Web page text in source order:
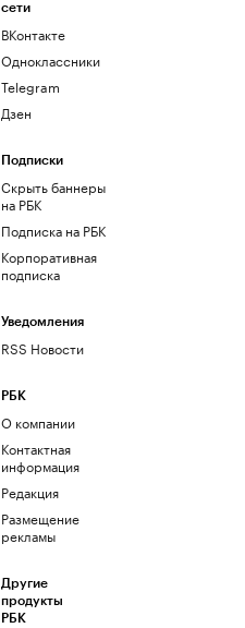
сети
ВКонтакте
Одноклассники
Telegram
Дзен
Подписки
Скрыть баннеры
на РБК
Подписка на РБК
Корпоративная
подписка
Уведомления
RSS Новости
РБК
О компании
Контактная
информация
Редакция
Размещение
рекламы
Другие
продукты
РБК